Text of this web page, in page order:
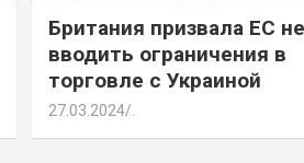
Британия призвала ЕС не
вводить ограничения в
торговле с Украиной
27.03.2024 .